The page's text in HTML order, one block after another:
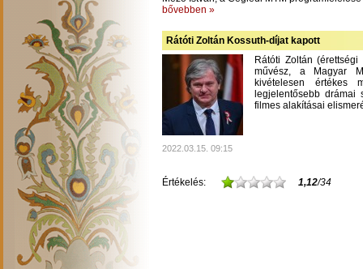
bővebben »
Rátóti Zoltán Kossuth-díjat kapott
Rátóti Zoltán
művész, a Magyar
kivételesen értékes
legjelentősebb drámai
filmes alakításai
2022.03.15. 09:15
Értékelés: 1,12/34